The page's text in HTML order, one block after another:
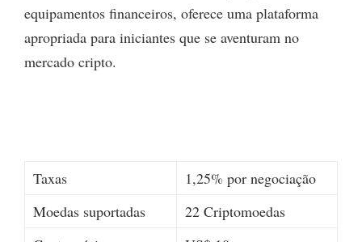
equipamentos financeiros, oferece uma plataforma
apropriada para iniciantes que se aventuram no
mercado cripto.
Taxas
1,25% por negociação
Moedas suportadas
22 Criptomoedas